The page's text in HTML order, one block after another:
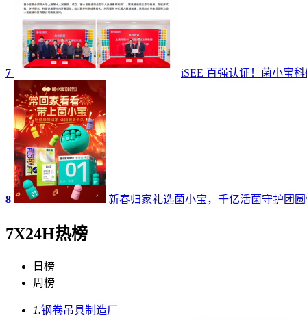
7 iSEE 百强认证！菌小宝
8 新春归家礼选菌小宝，千亿活菌守护团
7X24H热榜
日榜
周榜
1.钢卷吊具制造厂